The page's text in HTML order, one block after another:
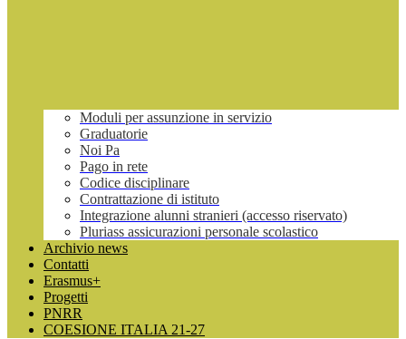
Moduli per assunzione in servizio
Graduatorie
Noi Pa
Pago in rete
Codice disciplinare
Contrattazione di istituto
Integrazione alunni stranieri (accesso riservato)
Pluriass assicurazioni personale scolastico
Archivio news
Contatti
Erasmus+
Progetti
PNRR
COESIONE ITALIA 21-27